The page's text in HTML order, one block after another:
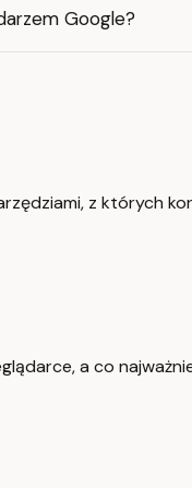
Google?
z których
a co